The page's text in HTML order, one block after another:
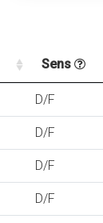
Sens
D/F
D/F
D/F
D/F